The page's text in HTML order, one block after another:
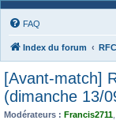
FAQ
Index du forum
[Avant-match]
(dimanche 13/
Modérateurs : Francis2711